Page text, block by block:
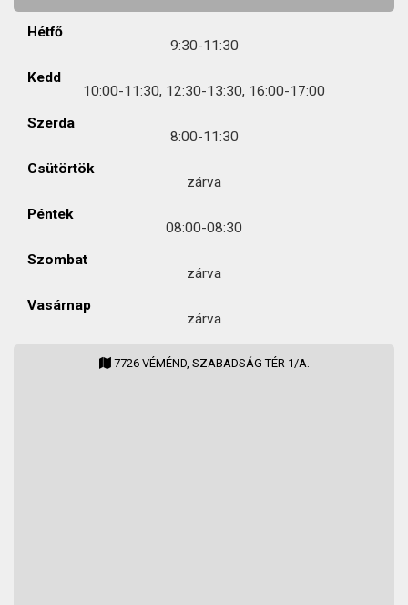
Hétfő
9:30-11:30
Kedd
10:00-11:30, 12:30-13:30, 16:00-17:00
Szerda
8:00-11:30
Csütörtök
zárva
Péntek
08:00-08:30
Szombat
zárva
Vasárnap
zárva
7726 VÉMÉND, SZABADSÁG TÉR 1/A.